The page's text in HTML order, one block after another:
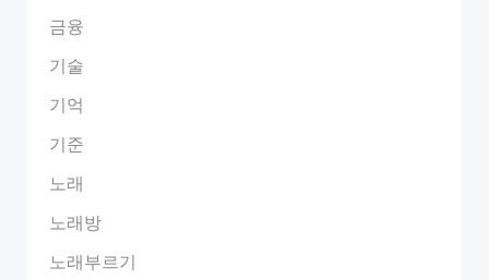
금융
기술
기억
기준
노래
노래방
노래부르기